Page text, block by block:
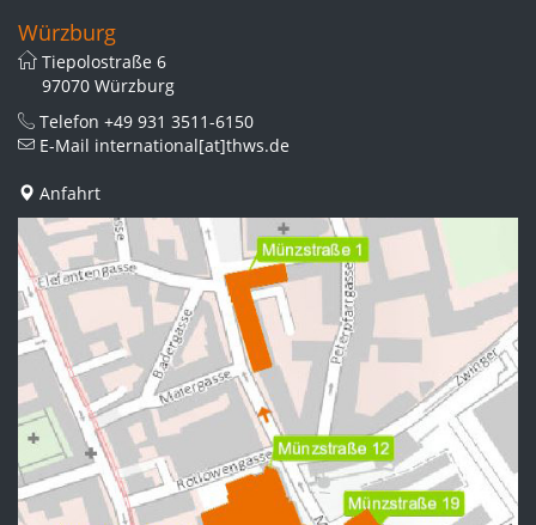
Würzburg
Tiepolostraße 6
97070 Würzburg
Telefon +49 931 3511-6150
E-Mail international[at]thws.de
Anfahrt